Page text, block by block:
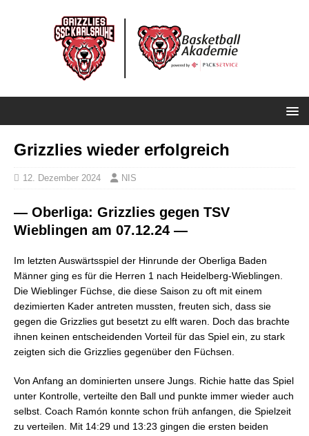
Grizzlies wieder erfolgreich
12. Dezember 2024 NIS
— Oberliga: Grizzlies gegen TSV
Wieblingen am 07.12.24 —
Im letzten Auswärtsspiel der Hinrunde der Oberliga Baden
Männer ging es für die Herren 1 nach Heidelberg-Wieblingen.
Die Wieblinger Füchse, die diese Saison zu oft mit einem
dezimierten Kader antreten mussten, freuten sich, dass sie
gegen die Grizzlies gut besetzt zu elft waren. Doch das brachte
ihnen keinen entscheidenden Vorteil für das Spiel ein, zu stark
zeigten sich die Grizzlies gegenüber den Füchsen.
Von Anfang an dominierten unsere Jungs. Richie hatte das Spiel
unter Kontrolle, verteilte den Ball und punkte immer wieder auch
selbst. Coach Ramón konnte schon früh anfangen, die Spielzeit
zu verteilen. Mit 14:29 und 13:23 gingen die ersten beiden